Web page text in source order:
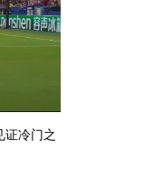
证冷门之